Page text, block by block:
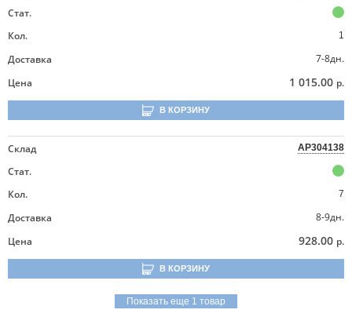
Стат.
Кол.
1
Доставка
7-8дн.
Цена
1 015.00 р.
В КОРЗИНУ
Склад AP304138
Стат.
Кол.
7
Доставка
8-9дн.
Цена
928.00 р.
В КОРЗИНУ
Показать еще 1 товар